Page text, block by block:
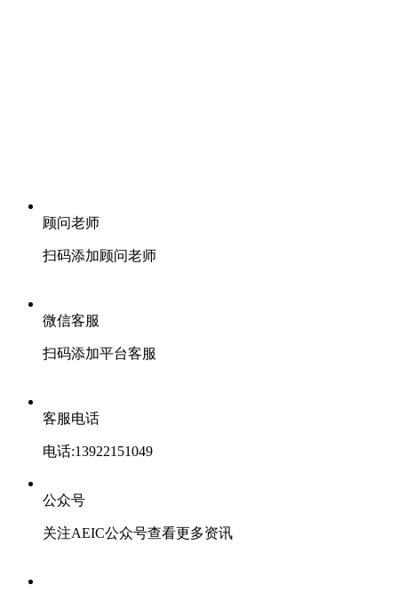
顾问老师
扫码添加顾问老师
微信客服
扫码添加平台客服
客服电话
电话:13922151049
公众号
关注AEIC公众号查看更多资讯